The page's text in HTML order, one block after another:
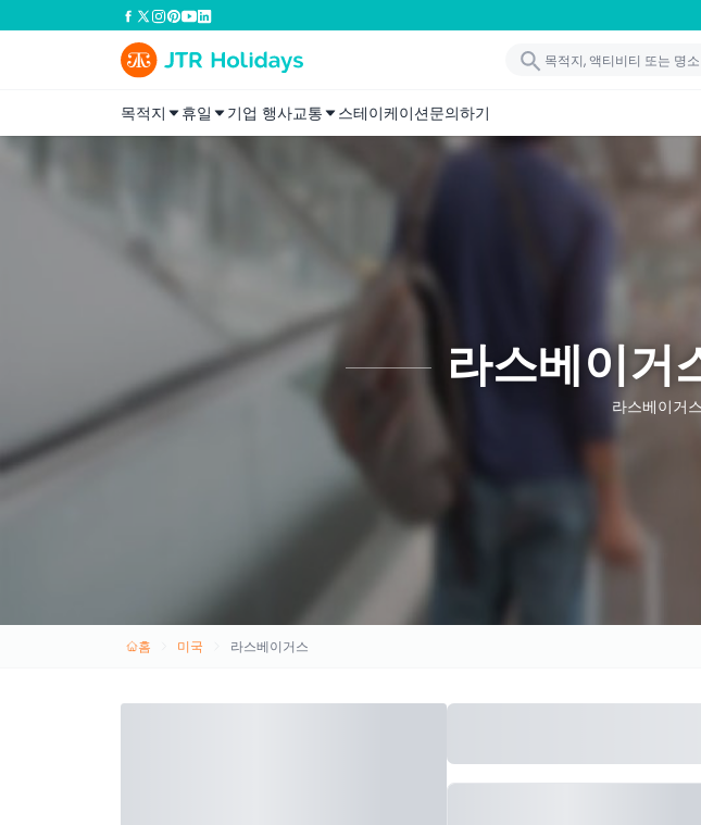
목적지 휴일 기업 행사교통 스테이케이션문의하기
라스베이거
라스베이거
홈 미국 라스베이거스